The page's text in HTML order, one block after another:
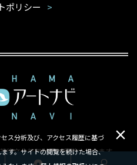
ス分析及び、アクセス履歴に基づ
す。サイトの閲覧を続けた場合、
ポリシー
術文化振興財団が運営しています